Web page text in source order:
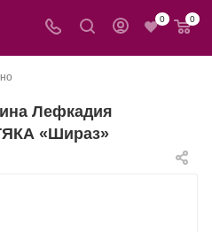
0 0
Лефкадия
«Шираз»